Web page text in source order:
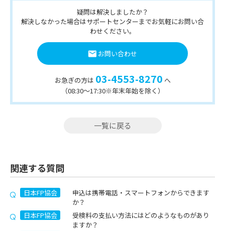
疑問は解決しましたか？
解決しなかった場合はサポートセンターまでお気軽にお問い合
わせください。
お問い合わせ
お急ぎの方は 03-4553-8270 へ
（08:30〜17:30※年末年始を除く）
一覧に戻る
関連する質問
日本FP協会
申込は携帯電話・スマートフォンからできます
か？
日本FP協会
受検料の支払い方法にはどのようなものがあり
ますか？